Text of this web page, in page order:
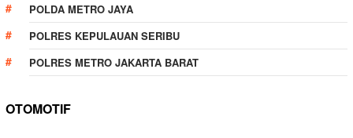
POLDA METRO JAYA
POLRES KEPULAUAN SERIBU
POLRES METRO JAKARTA BARAT
OTOMOTIF